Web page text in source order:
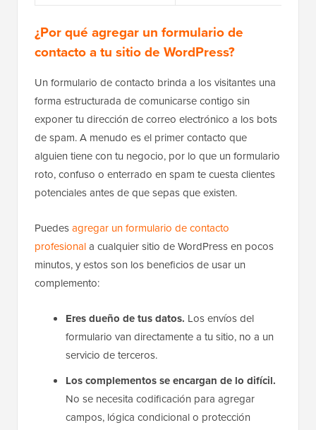
¿Por qué agregar un formulario de
contacto a tu sitio de WordPress?
Un formulario de contacto brinda a los visitantes una
forma estructurada de comunicarse contigo sin
exponer tu dirección de correo electrónico a los bots
de spam. A menudo es el primer contacto que
alguien tiene con tu negocio, por lo que un formulario
roto, confuso o enterrado en spam te cuesta clientes
potenciales antes de que sepas que existen.
Puedesagregar un formulario de contacto
profesionala cualquier sitio de WordPress en pocos
minutos, y estos son los beneficios de usar un
complemento:
Eres dueño de tus datos. Los envíos del
formulario van directamente a tu sitio, no a un
servicio de terceros.
Los complementos se encargan de lo difícil.
No se necesita codificación para agregar
campos, lógica condicional o protección